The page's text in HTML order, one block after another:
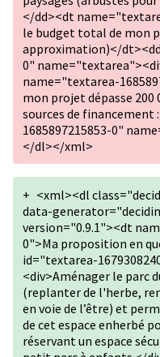
</dd><dt
le budget total de mon
approximation)</
0"
name="textarea-
mon projet dépasse 200
sources de
1685897215853-0"
</dl></xml>
+ <xml><dl
data-
version="0.9.1"><dt
0">Ma proposition en
id="textarea-
<div>Aménager le parc
(replanter de l'herbe,
en voie de l’être) et
de cet espace enherbé
réservant un espace